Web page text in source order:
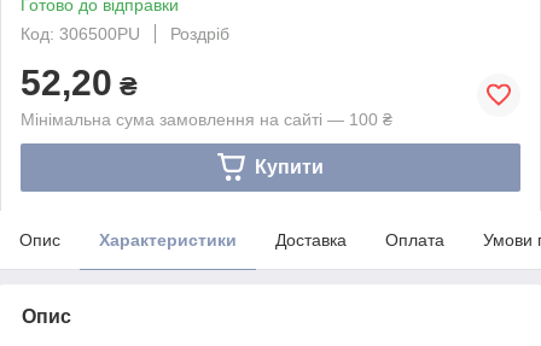
Готово до відправки
Код: 306500PU
Роздріб
52,20 ₴
Мінімальна сума замовлення на сайті — 100 ₴
Купити
Опис Характеристики Доставка Оплата Умови
Опис